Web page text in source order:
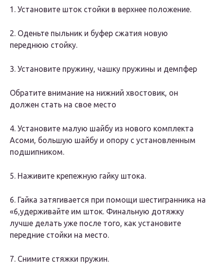
1. Установите шток стойки в верхнее положение.
2. Оденьте пыльник и буфер сжатия новую
переднюю стойку.
3. Установите пружину, чашку пружины и демпфер
Обратите внимание на нижний хвостовик, он
должен стать на свое место
4. Установите малую шайбу из нового комплекта
Асоми, большую шайбу и опору с установленным
подшипником.
5. Наживите крепежную гайку штока.
6. Гайка затягивается при помощи шестигранника на
«6,удерживайте им шток. Финальную дотяжку
лучше делать уже после того, как установите
передние стойки на место.
7. Снимите стяжки пружин.